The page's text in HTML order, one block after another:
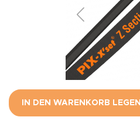
IN DEN WARENKORB LEGEN